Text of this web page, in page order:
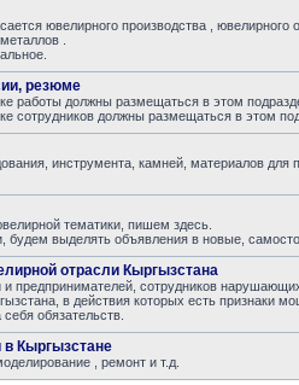
ювелирного производства , ювелирного
.
резюме
работы должны размещаться в этом
сотрудников должны размещаться в этом
инструмента, камней, материалов для
тематики, пишем здесь.
будем выделять объявления в новые,
отрасли Кыргызстана
предпринимателей, сотрудников
в действия которых есть признаки
обязательств.
Кыргызстане
, ремонт и т.д.